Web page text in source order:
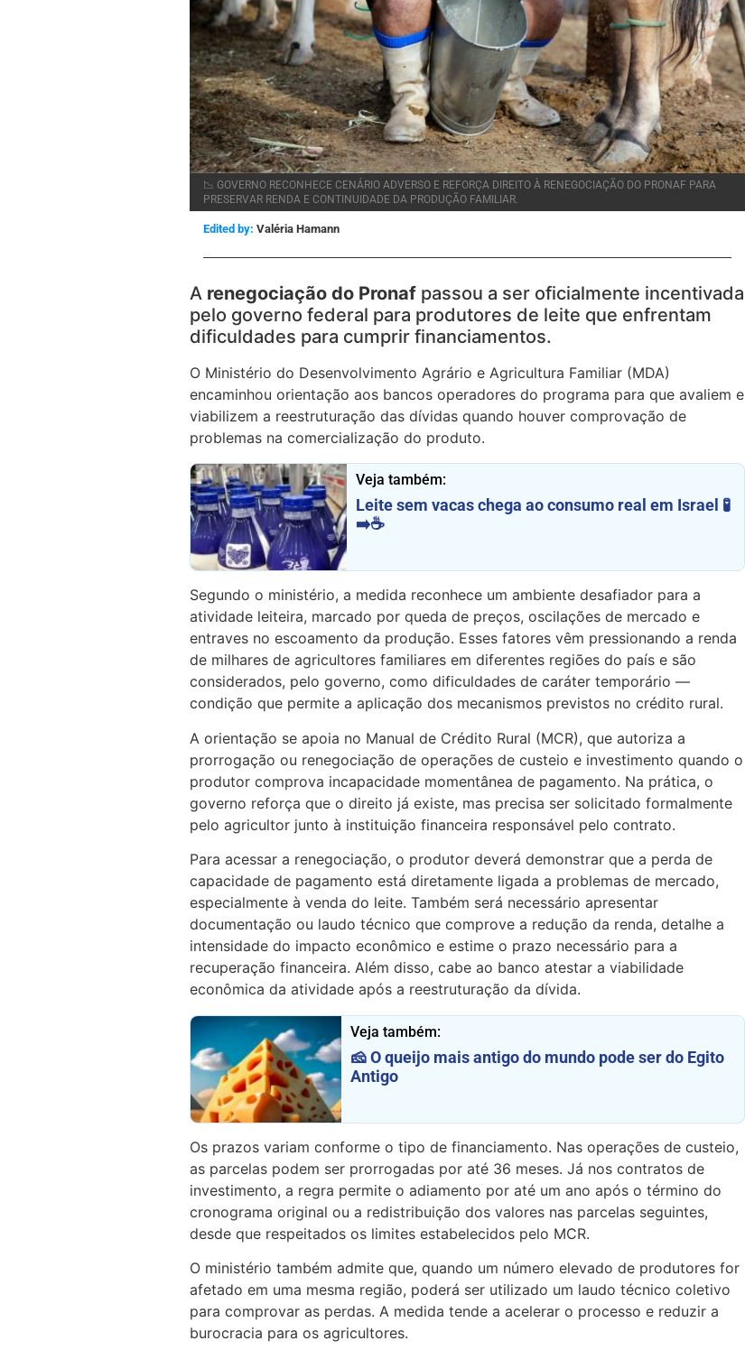
📉 GOVERNO RECONHECE CENÁRIO ADVERSO E REFORÇA DIREITO À RENEGOCIAÇÃO DO PRONAF PARA
PRESERVAR RENDA E CONTINUIDADE DA PRODUÇÃO FAMILIAR.
Edited by: Valéria Hamann
A renegociação do Pronaf passou a ser oficialmente incentivada
pelo governo federal para produtores de leite que enfrentam
dificuldades para cumprir financiamentos.
O Ministério do Desenvolvimento Agrário e Agricultura Familiar (MDA)
encaminhou orientação aos bancos operadores do programa para que avaliem e
viabilizem a reestruturação das dívidas quando houver comprovação de
problemas na comercialização do produto.
Veja também:
Leite sem vacas chega ao consumo real em Israel 🧪
➡️☕
Segundo o ministério, a medida reconhece um ambiente desafiador para a
atividade leiteira, marcado por queda de preços, oscilações de mercado e
entraves no escoamento da produção. Esses fatores vêm pressionando a renda
de milhares de agricultores familiares em diferentes regiões do país e são
considerados, pelo governo, como dificuldades de caráter temporário —
condição que permite a aplicação dos mecanismos previstos no crédito rural.
A orientação se apoia no Manual de Crédito Rural (MCR), que autoriza a
prorrogação ou renegociação de operações de custeio e investimento quando o
produtor comprova incapacidade momentânea de pagamento. Na prática, o
governo reforça que o direito já existe, mas precisa ser solicitado formalmente
pelo agricultor junto à instituição financeira responsável pelo contrato.
Para acessar a renegociação, o produtor deverá demonstrar que a perda de
capacidade de pagamento está diretamente ligada a problemas de mercado,
especialmente à venda do leite. Também será necessário apresentar
documentação ou laudo técnico que comprove a redução da renda, detalhe a
intensidade do impacto econômico e estime o prazo necessário para a
recuperação financeira. Além disso, cabe ao banco atestar a viabilidade
econômica da atividade após a reestruturação da dívida.
Veja também:
🧀 O queijo mais antigo do mundo pode ser do Egito
Antigo
Os prazos variam conforme o tipo de financiamento. Nas operações de custeio,
as parcelas podem ser prorrogadas por até 36 meses. Já nos contratos de
investimento, a regra permite o adiamento por até um ano após o término do
cronograma original ou a redistribuição dos valores nas parcelas seguintes,
desde que respeitados os limites estabelecidos pelo MCR.
O ministério também admite que, quando um número elevado de produtores for
afetado em uma mesma região, poderá ser utilizado um laudo técnico coletivo
para comprovar as perdas. A medida tende a acelerar o processo e reduzir a
burocracia para os agricultores.